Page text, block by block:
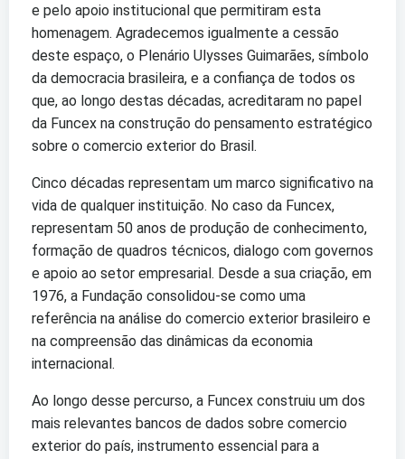
e pelo apoio institucional que permitiram esta
homenagem. Agradecemos igualmente a cessão
deste espaço, o Plenário Ulysses Guimarães, símbolo
da democracia brasileira, e a confiança de todos os
que, ao longo destas décadas, acreditaram no papel
da Funcex na construção do pensamento estratégico
sobre o comercio exterior do Brasil.
Cinco décadas representam um marco significativo na
vida de qualquer instituição. No caso da Funcex,
representam 50 anos de produção de conhecimento,
formação de quadros técnicos, dialogo com governos
e apoio ao setor empresarial. Desde a sua criação, em
1976, a Fundação consolidou-se como uma
referência na análise do comercio exterior brasileiro e
na compreensão das dinâmicas da economia
internacional.
Ao longo desse percurso, a Funcex construiu um dos
mais relevantes bancos de dados sobre comercio
exterior do país, instrumento essencial para a